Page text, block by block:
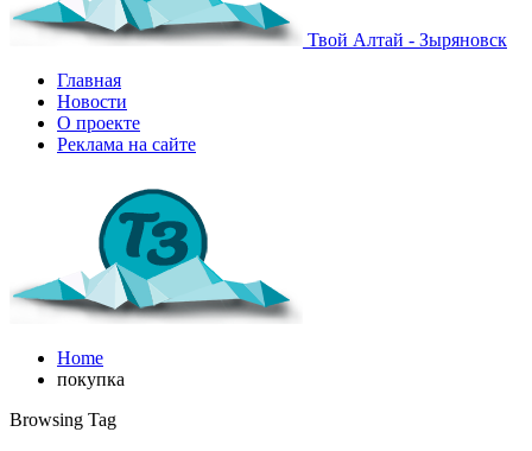
Твой Алтай - Зыряновск
Главная
Новости
О проекте
Реклама на сайте
Home
покупка
Browsing Tag